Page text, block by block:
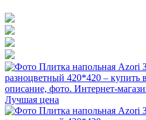
Лучшая цена